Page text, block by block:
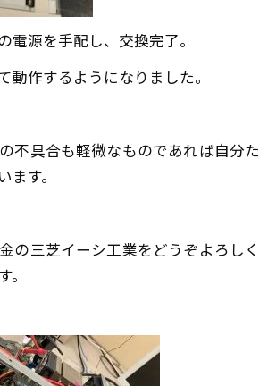
電源を手配し、交換完了。
動作するようになりました。
不具合も軽微なものであれば自分た
ます。
の三芝イーシ工業をどうぞよろしく